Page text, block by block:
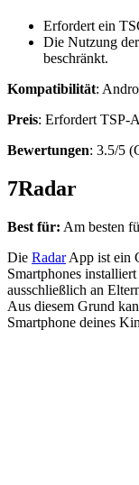
Erfordert ein
Die Nutzung
beschränkt.
Kompatibilität:
Preis: Erfordert TSP-
Bewertungen: 3.5/5
7Radar
Best für: Am besten
Die RadarApp ist ein
Smartphones
ausschließlich an
Aus diesem Grund
Smartphone deines